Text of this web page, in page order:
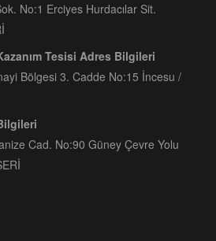
No:1 Erciyes Hurdacılar Sit.
Tesisi Adres Bilgileri
Bölgesi 3. Cadde No:15 İncesu /
Cad. No:90 Güney Çevre Yolu